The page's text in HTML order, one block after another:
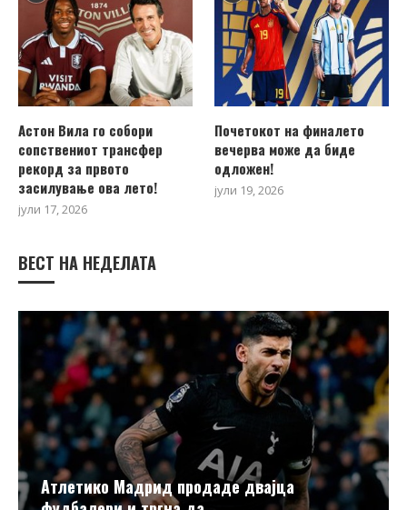
Астон Вила го собори
сопствениот трансфер
рекорд за првото
засилување ова лето!
јули 17, 2026
Почетокот на финалето
вечерва може да биде
одложен!
јули 19, 2026
ВЕСТ НА НЕДЕЛАТА
Атлетико Мадрид продаде двајца